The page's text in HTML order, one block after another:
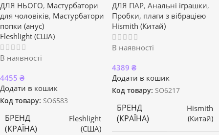
ДЛЯ НЬОГО, Мастурбатори
для чоловіків, Мастурбатори
попки (анус)
Fleshlight (США)
В наявності
4455 ₴
Додати в кошик
Код товару: SO6583
БРЕНД
(КРАЇНА)
Fleshlight
(США)
ДЛЯ ПАР, Анальні іграшки,
Пробки, плаги з вібрацією
Hismith (Китай)
В наявності
4389 ₴
Додати в кошик
Код товару: SO6217
БРЕНД
(КРАЇНА)
Hismith
(Китай)